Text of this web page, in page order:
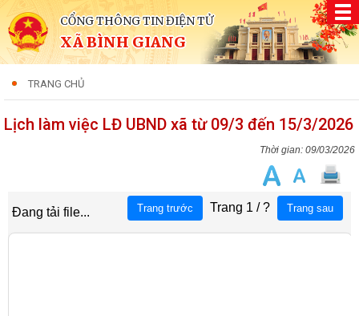
CỔNG THÔNG TIN ĐIỆN TỬ
XÃ BÌNH GIANG
TRANG CHỦ
Lịch làm việc LĐ UBND xã từ 09/3 đến 15/3/2026
09/03/2026